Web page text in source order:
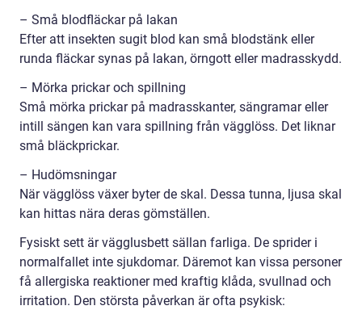
– Små blodfläckar på lakan
Efter att insekten sugit blod kan små blodstänk eller
runda fläckar synas på lakan, örngott eller madrasskydd.
– Mörka prickar och spillning
Små mörka prickar på madrasskanter, sängramar eller
intill sängen kan vara spillning från vägglöss. Det liknar
små bläckprickar.
– Hudömsningar
När vägglöss växer byter de skal. Dessa tunna, ljusa skal
kan hittas nära deras gömställen.
Fysiskt sett är vägglusbett sällan farliga. De sprider i
normalfallet inte sjukdomar. Däremot kan vissa personer
få allergiska reaktioner med kraftig klåda, svullnad och
irritation. Den största påverkan är ofta psykisk: